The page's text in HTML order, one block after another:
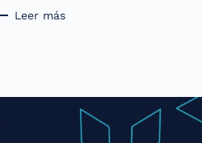
Leer más